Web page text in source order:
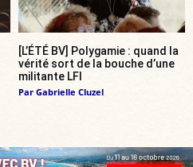
[L’ÉTÉ BV] Polygamie : quand la
vérité sort de la bouche d’une
militante LFI
Par Gabrielle Cluzel